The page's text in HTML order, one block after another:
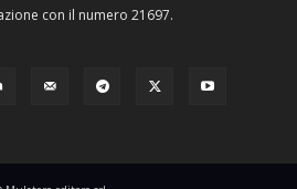
con il numero 21697.